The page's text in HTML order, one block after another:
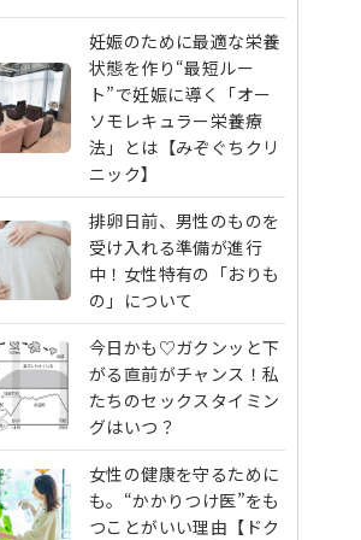
妊娠のために最適な栄養
状態を作り“最短ルー
ト”で妊娠に導く「オー
ソモレキュラー栄養療
法」とは【みぞぐちクリ
ニック】
排卵日前、男性のものを
受け入れる準備が進行
中！女性特有の「おりも
の」について
今日かも♡ガクンッと下
がる直前がチャンス！私
たちのセックスタイミン
グはいつ？
女性の健康を守るために
も。“かかりつけ医”をも
つことがいい理由【ドク